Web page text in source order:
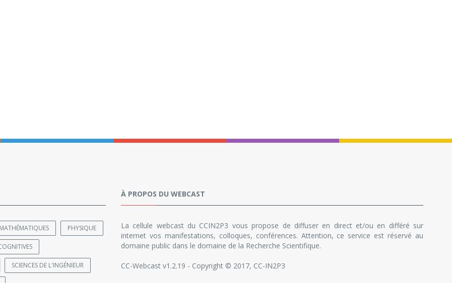
MATHÉMATIQUES PHYSIQUE
SCIENCES DE L'INGÉNIEUR
À PROPOS DU WEBCAST
La cellule webcast du CCIN2P3 vous propose de diffuser en direct et/ou en différé sur
internet vos manifestations, colloques, conférences. Attention, ce service est réservé au
domaine public dans le domaine de la Recherche Scientifique.
CC-Webcast v1.2.19 - Copyright © 2017, CC-IN2P3